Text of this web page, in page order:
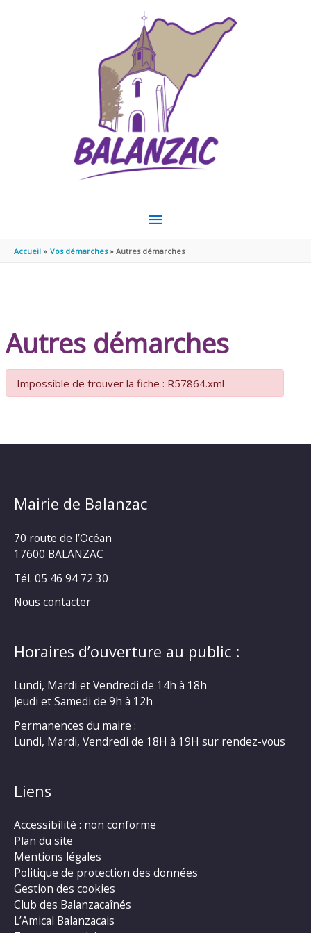
MENU
PRINCIPAL
Accueil Vos démarches Autres démarches
Autres démarches
Impossible de trouver la fiche : R57864.xml
Mairie de Balanzac
70 route de l’Océan
17600 BALANZAC
Tél. 05 46 94 72 30
Nous contacter
Horaires d’ouverture au public :
Lundi, Mardi et Vendredi de 14h à 18h
Jeudi et Samedi de 9h à 12h
Permanences du maire :
Lundi, Mardi, Vendredi de 18H à 19H sur rendez-vous
Liens
Accessibilité : non conforme
Plan du site
Mentions légales
Politique de protection des données
Gestion des cookies
Club des Balanzacaînés
L’Amical Balanzacais